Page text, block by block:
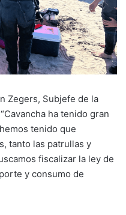
Zegers, Subjefe de la
ha tenido gran
tenido que
tanto las patrullas y
fiscalizar la ley de
y consumo de